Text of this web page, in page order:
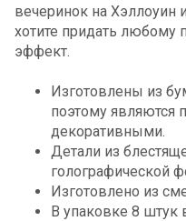
вечеринок на Хэллоуин
хотите придать любому
эффект.
Изготовлены из
поэтому являются
декоративными.
Детали из
голографической
Изготовлено из
В упаковке 8 штук